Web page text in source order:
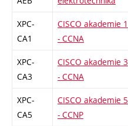
XPC-
CA1
CISCO akademie 1
- CCNA
XPC-
CA3
CISCO akademie 3
- CCNA
XPC-
CA5
CISCO akademie 5
- CCNP